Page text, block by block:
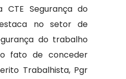
CTE Segurança do
no setor de
do trabalho
fato de conceder
Trabalhista, Pgr